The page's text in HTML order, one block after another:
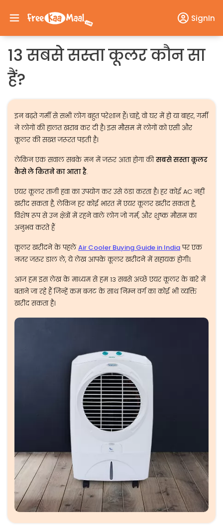
SignIn
13 सबसे सस्ता कूलर कौन सा
हैं?
इन बढ़ते गर्मी से सभी लोग बहुत परेशान हैं। चाहे, वो घर में हो या बाहर, गर्मी
ने लोगों की हालत खराब कर दी है। इस मौसम में लोगों को एसी और
कूलर की सख्‍त जरूरत पड़ती है।
लेकिन एक सवाल सबके मन में जरुर आता होगा कीसबसे सस्ता कूलर
कैसे ले कितने का आता है.
एयर कूलर ताजी हवा का उपयोग कर उसे ठंडा करता है। हर कोई AC नहीं
खरीद सकता है, लेकिन हर कोई भारत में एयर कूलर खरीद सकता है,
विशेष रूप से उन क्षेत्रों में रहने वाले लोग जो गर्म, और शुष्क मौसम का
अनुभव करते हैं
कूलर खरीदने के पहलेAir Cooler Buying Guide in Indiaपर एक
नज़र जरुर डाल ले, ये लेख आपके कूलर खरीदने में सहायक होगी।.
आज हम इस लेख के माध्यम से हम 13 सबसे अच्छे एयर कूलर के बारे में
बताने जा रहे हैं जिन्हें कम बजट के साथ निम्न वर्ग का कोई भी व्यक्ति
खरीद सकता है।